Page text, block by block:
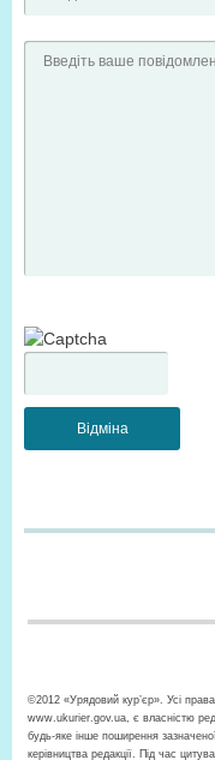
©2012 «Урядовий кур’єр». Усі
www.ukurier.gov.ua, є власністю
будь-яке інше поширення
керівництва редакції. Під час